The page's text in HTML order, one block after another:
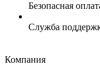
Безопасная
Служба
Компания